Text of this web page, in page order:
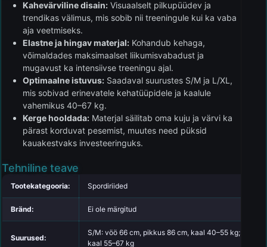
Kahevärviline disain: Visuaalselt pilkupüüdev ja
trendikas välimus, mis sobib nii treeningule kui ka vaba
aja veetmiseks.
Elastne ja hingav materjal: Kohandub kehaga,
võimaldades maksimaalset liikumisvabadust ja
mugavust ka intensiivse treeningu ajal.
Optimaalne istuvus: Saadaval suurustes S/M ja L/XL,
mis sobivad erinevatele kehatüüpidele ja kaalule
vahemikus 40–67 kg.
Kerge hooldada: Materjal säilitab oma kuju ja värvi ka
pärast korduvat pesemist, muutes need püksid
kauakestvaks investeeringuks.
Tehniline teave
Tootekategooria: Spordiriided
Bränd: Ei ole märgitud
Suurused:
S/M: vöö 66 cm, pikkus 86 cm, kaal 40–55 kg; L/XL:
kaal 55–67 kg